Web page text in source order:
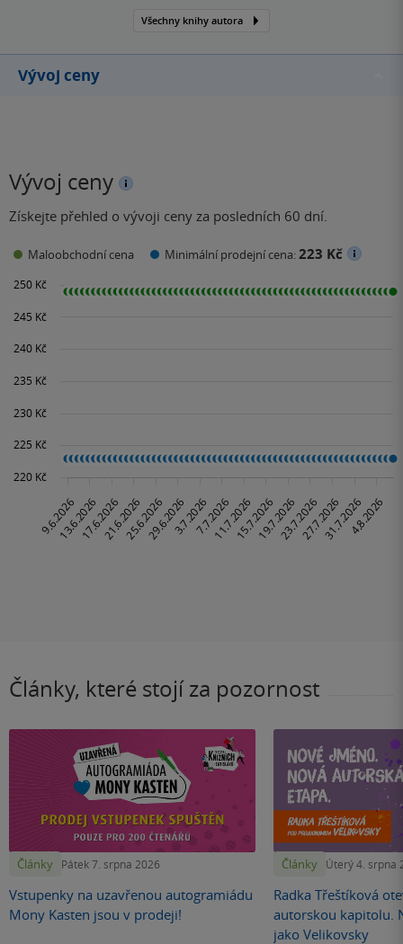
Všechny knihy autora
Vývoj ceny
Vývoj ceny
Získejte přehled o vývoji ceny za posledních 60 dní.
Maloobchodní cena Minimální prodejní cena:223 Kč
Články, které stojí za pozornost
Články Pátek 7. srpna 2026
Vstupenky na uzavřenou autogramiádu
Mony Kasten jsou v prodeji!
Články Úterý 4. srpna
Radka Třeštíková
autorskou kapitolu.
jako Velikovsky